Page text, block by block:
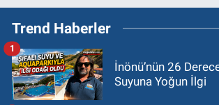
Trend Haberler
İnönü’nün 26
Suyuna Yoğun İlgi
1